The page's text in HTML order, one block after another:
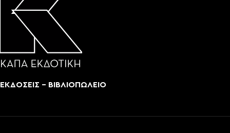
ΕΚΔΟΣΕΙΣ - ΒΙΒΛΙΟΠΩΛΕΙΟ